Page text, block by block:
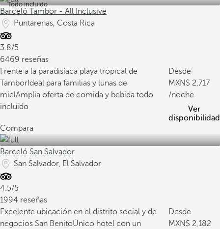
Todo incluido
Barceló Tambor - All Inclusive
Puntarenas, Costa Rica
3.8/5
6469 reseñas
Frente a la paradisíaca playa tropical de
Tambor Ideal para familias y lunas de
mielAmplia oferta de comida y bebida todo
incluido
Desde
2,717
/noche
Ver
disponibilidad
Compara
Barceló San Salvador
San Salvador, El Salvador
4.5/5
1994 reseñas
Excelente ubicación en el distrito social y de
negocios San BenitoÚnico hotel con un
Desde
2,182